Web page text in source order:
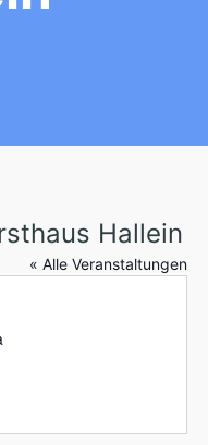
Hallein
« Alle Veranstaltungen